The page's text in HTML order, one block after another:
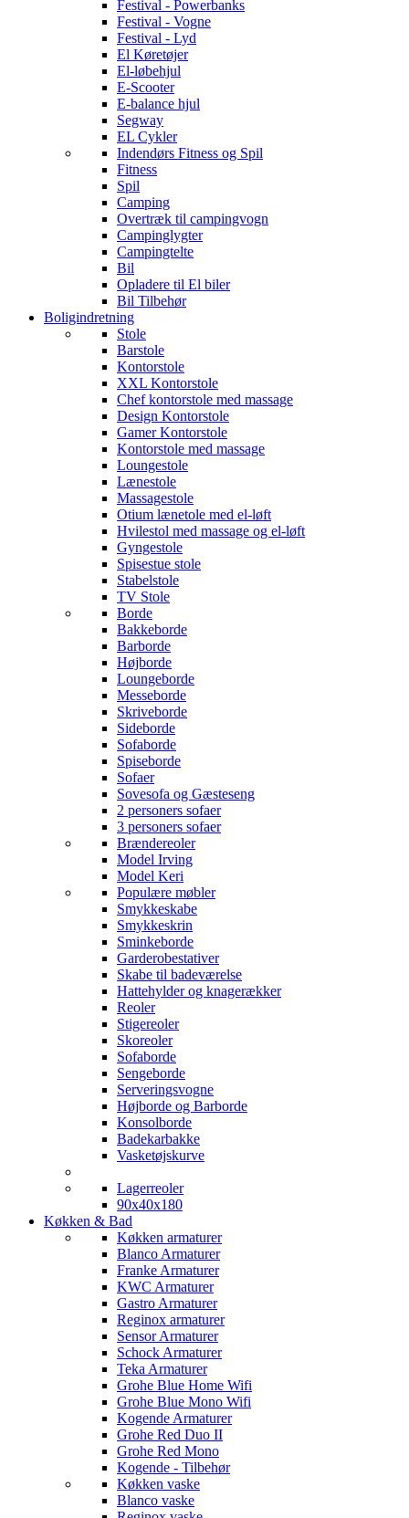
Festival - Powerbanks
Festival - Vogne
Festival - Lyd
El Køretøjer
El-løbehjul
E-Scooter
E-balance hjul
Segway
EL Cykler
Indendørs Fitness og Spil
Fitness
Spil
Camping
Overtræk til campingvogn
Campinglygter
Campingtelte
Bil
Opladere til El biler
Bil Tilbehør
Boligindretning
Stole
Barstole
Kontorstole
XXL Kontorstole
Chef kontorstole med massage
Design Kontorstole
Gamer Kontorstole
Kontorstole med massage
Loungestole
Lænestole
Massagestole
Otium lænetole med el-løft
Hvilestol med massage og el-løft
Gyngestole
Spisestue stole
Stabelstole
TV Stole
Borde
Bakkeborde
Barborde
Højborde
Loungeborde
Messeborde
Skriveborde
Sideborde
Sofaborde
Spiseborde
Sofaer
Sovesofa og Gæsteseng
2 personers sofaer
3 personers sofaer
Brændereoler
Model Irving
Model Keri
Populære møbler
Smykkeskabe
Smykkeskrin
Sminkeborde
Garderobestativer
Skabe til badeværelse
Hattehylder og knagerækker
Reoler
Stigereoler
Skoreoler
Sofaborde
Sengeborde
Serveringsvogne
Højborde og Barborde
Konsolborde
Badekarbakke
Vasketøjskurve
Lagerreoler
90x40x180
Køkken & Bad
Køkken armaturer
Blanco Armaturer
Franke Armaturer
KWC Armaturer
Gastro Armaturer
Reginox armaturer
Sensor Armaturer
Schock Armaturer
Teka Armaturer
Grohe Blue Home Wifi
Grohe Blue Mono Wifi
Kogende Armaturer
Grohe Red Duo II
Grohe Red Mono
Kogende - Tilbehør
Køkken vaske
Blanco vaske